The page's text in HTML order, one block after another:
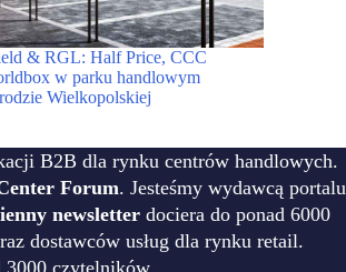
& RGL: Half Price, CCC
w parku handlowym
Wielkopolskiej
B2B dla rynku centrów handlowych.
Forum. Jesteśmy wydawcą portalu
newsletter dociera do ponad 6000
dostawców usług dla rynku retail.
3000 czytelników.